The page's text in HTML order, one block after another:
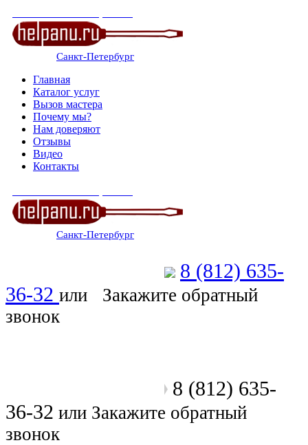
Санкт-Петербург
Главная
Каталог услуг
Вызов мастера
Почему мы?
Нам доверяют
Отзывы
Видео
Контакты
Санкт-Петербург
8 (812) 635-
36-32 или
Закажите обратный
звонок
8 (812) 635-
36-32 или Закажите обратный
звонок